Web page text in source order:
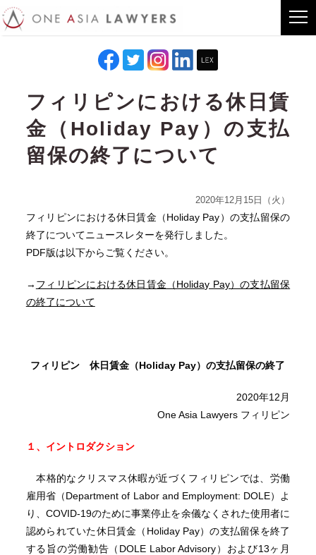
フィリピンにおける休日賃
金（Holiday Pay）の支払
留保の終了について
2020年12月15日（火）
フィリピンにおける休日賃金（Holiday Pay）の支払留保の
終了についてニュースレターを発行しました。
PDF版は以下からご覧ください。
→ フィリピンにおける休日賃金（Holiday Pay）の支払留保
の終了について
フィリピン 休日賃金（Holiday Pay）の支払留保の終了
2020年12月
One Asia Lawyers フィリピン
１、イントロダクション
本格的なクリスマス休暇が近づくフィリピンでは、労働
雇用省（Department of Labor and Employment: DOLE）よ
り、COVID-19のために事業停止を余儀なくされた使用者に
認められていた休日賃金（Holiday Pay）の支払留保を終了
する旨の労働勧告（DOLE Labor Advisory）および13ヶ月